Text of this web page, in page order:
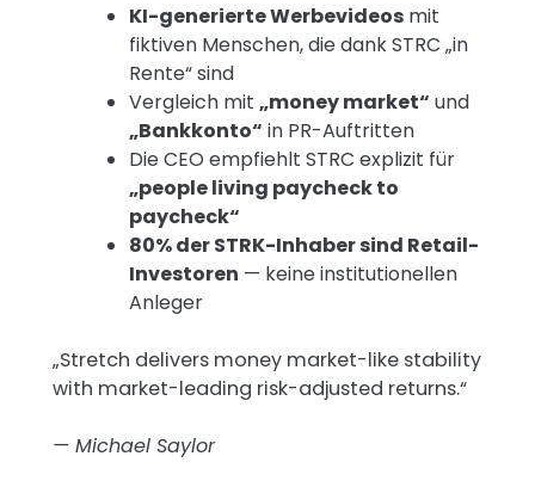
KI-generierte Werbevideos mit
fiktiven Menschen, die dank STRC „in
Rente“ sind
Vergleich mit „money market“ und
„Bankkonto“ in PR-Auftritten
Die CEO empfiehlt STRC explizit für
„people living paycheck to
paycheck“
80% der STRK-Inhaber sind Retail-
Investoren — keine institutionellen
Anleger
„Stretch delivers money market-like stability
with market-leading risk-adjusted returns.“
— Michael Saylor